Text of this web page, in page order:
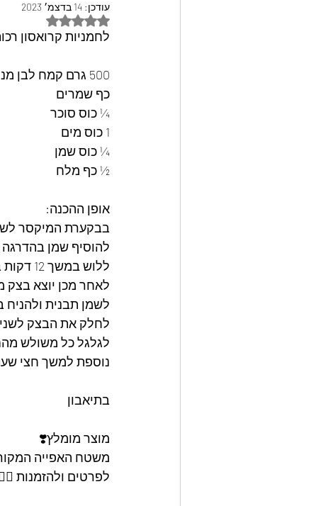
עודכן: 14 בדצמ׳ 2023
דירוג של NaN מתוך 5 כוכבים
לחמניות קרואסון
500 גרם קמח לבן מנופה
כף שמרים
¼ כוס סוכר
1 כוס מים
¼ כוס שמן
½ כף מלח
אופן ההכנה:
בבקערת המיקסר
להוסיף שמן
ללוש במשך 12 דקות בדיוק.
לאחר מכן יוצא בצק
לשמן תבנית
לחלק את הבצק
לגלגל כל משולש
נוספת למשך חצי
בתיאבון
מוצר מומלץ❣️
משטח האפייה
לפרטים ולהזמנות